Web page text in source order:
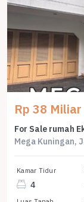
Rp 38 Miliar
Mega Kuningan,
Kamar Tidur
4